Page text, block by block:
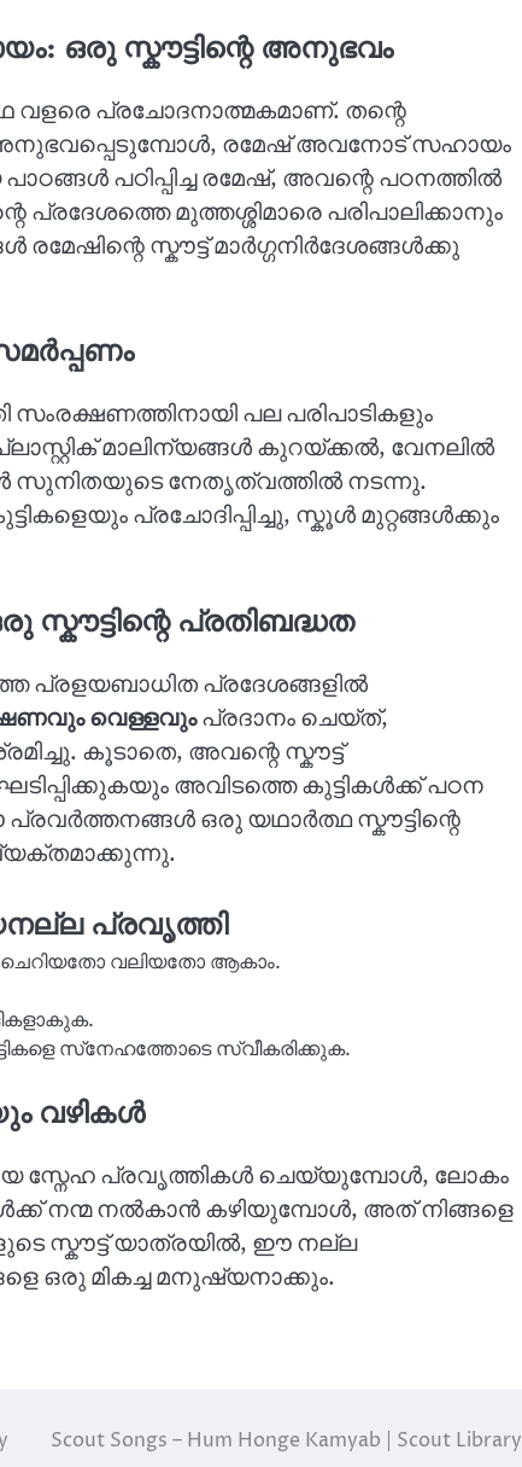
ഒരു സ്കൗട്ടിന്റെ അനുഭവം
വളരെ പ്രചോദനാത്മകമാണ്. തന്റെ
അനുഭവപ്പെടുമ്പോൾ, രമേഷ് അവനോട് സഹായം
പഠിപ്പിച്ച രമേഷ്, അവന്റെ പഠനത്തിൽ
പ്രദേശത്തെ മുത്തശ്ശിമാരെ പരിപാലിക്കാനും
സ്കൗട്ട് മാർഗ്ഗനിർദേശങ്ങൾക്കു
സംരക്ഷണത്തിനായി പല പരിപാടികളും
മാലിന്യങ്ങൾ കുറയ്ക്കൽ, വേനലിൽ
സുനിതയുടെ നേതൃത്വത്തിൽ നടന്നു.
പ്രചോദിപ്പിച്ചു, സ്കൂൾ മുറ്റങ്ങൾക്കും
പ്രതിബദ്ധത
പ്രളയബാധിത പ്രദേശങ്ങളിൽ
വെള്ളവുംപ്രദാനം ചെയ്ത്,
കൂടാതെ, അവന്റെ സ്കൗട്ട്
അവിടത്തെ കുട്ടികൾക്ക് പഠന
ഒരു യഥാർത്ഥ സ്കൗട്ടിന്റെ
പ്രവൃത്തി
വലിയതോ ആകാം.
സ്‌നേഹത്തോടെ സ്വീകരിക്കുക.
വഴികൾ
സ്നേഹ പ്രവൃത്തികൾ ചെയ്യുമ്പോൾ, ലോകം
നന്മ നൽകാൻ കഴിയുമ്പോൾ, അത് നിങ്ങളെ
സ്കൗട്ട് യാത്രയിൽ, ഈ നല്ല
ഒരു മികച്ച മനുഷ്യനാക്കും.
Scout Songs – Hum Honge Kamyab | Scout Library